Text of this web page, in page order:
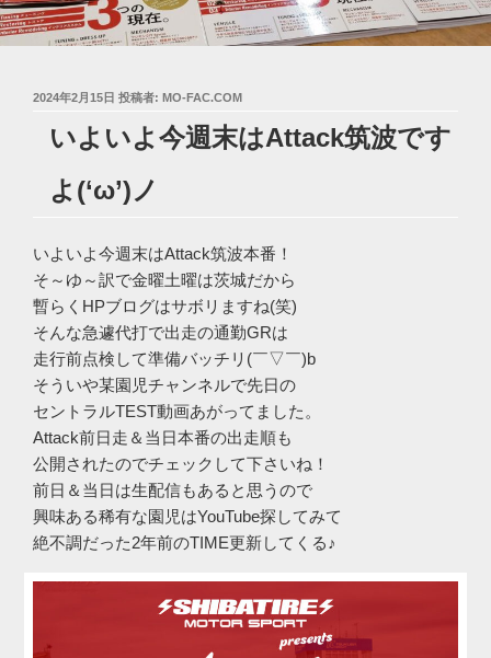
投
2024年2月15日 投稿者: MO-FAC.COM
いよいよ今週末はAttack筑波です
よ(‘ω’)ノ
いよいよ今週末はAttack筑波本番！
そ～ゆ～訳で金曜土曜は茨城だから
暫らくHPブログはサボリますね(笑)
そんな急遽代打で出走の通勤GRは
走行前点検して準備バッチリ(￣▽￣)b
そういや某園児チャンネルで先日の
セントラルTEST動画あがってました。
Attack前日走＆当日本番の出走順も
公開されたのでチェックして下さいね！
前日＆当日は生配信もあると思うので
興味ある稀有な園児はYouTube探してみて
絶不調だった2年前のTIME更新してくる♪